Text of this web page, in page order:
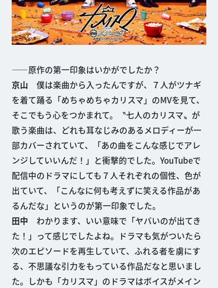
——原作の第一印象はいかがでしたか？
京山 僕は楽曲から入ったんですが、７人がツナギ
を着て踊る「めちゃめちゃカリスマ」のMVを見て、
そこでもう心をつかまれて。〝七人のカリスマ〟が
歌う楽曲は、どれも耳なじみのあるメロディーが一
部カバーされていて、「あの曲をこんな感じでアレ
ンジしていいんだ！」と衝撃的でした。YouTubeで
配信中のドラマにしても７人それぞれの個性、色が
出ていて、「こんなに何も考えずに笑える作品があ
るんだな」というのが第一印象でした。
田中 わかります、いい意味で「ヤバいのが出てき
た！」って感じでしたよね。ドラマも気がついたら
次のエピソードを再生していて、ふれる者を虜にす
る、不思議な引力をもっている作品だなと思いまし
た。しかも「カリスマ」のドラマはボイスがメイン